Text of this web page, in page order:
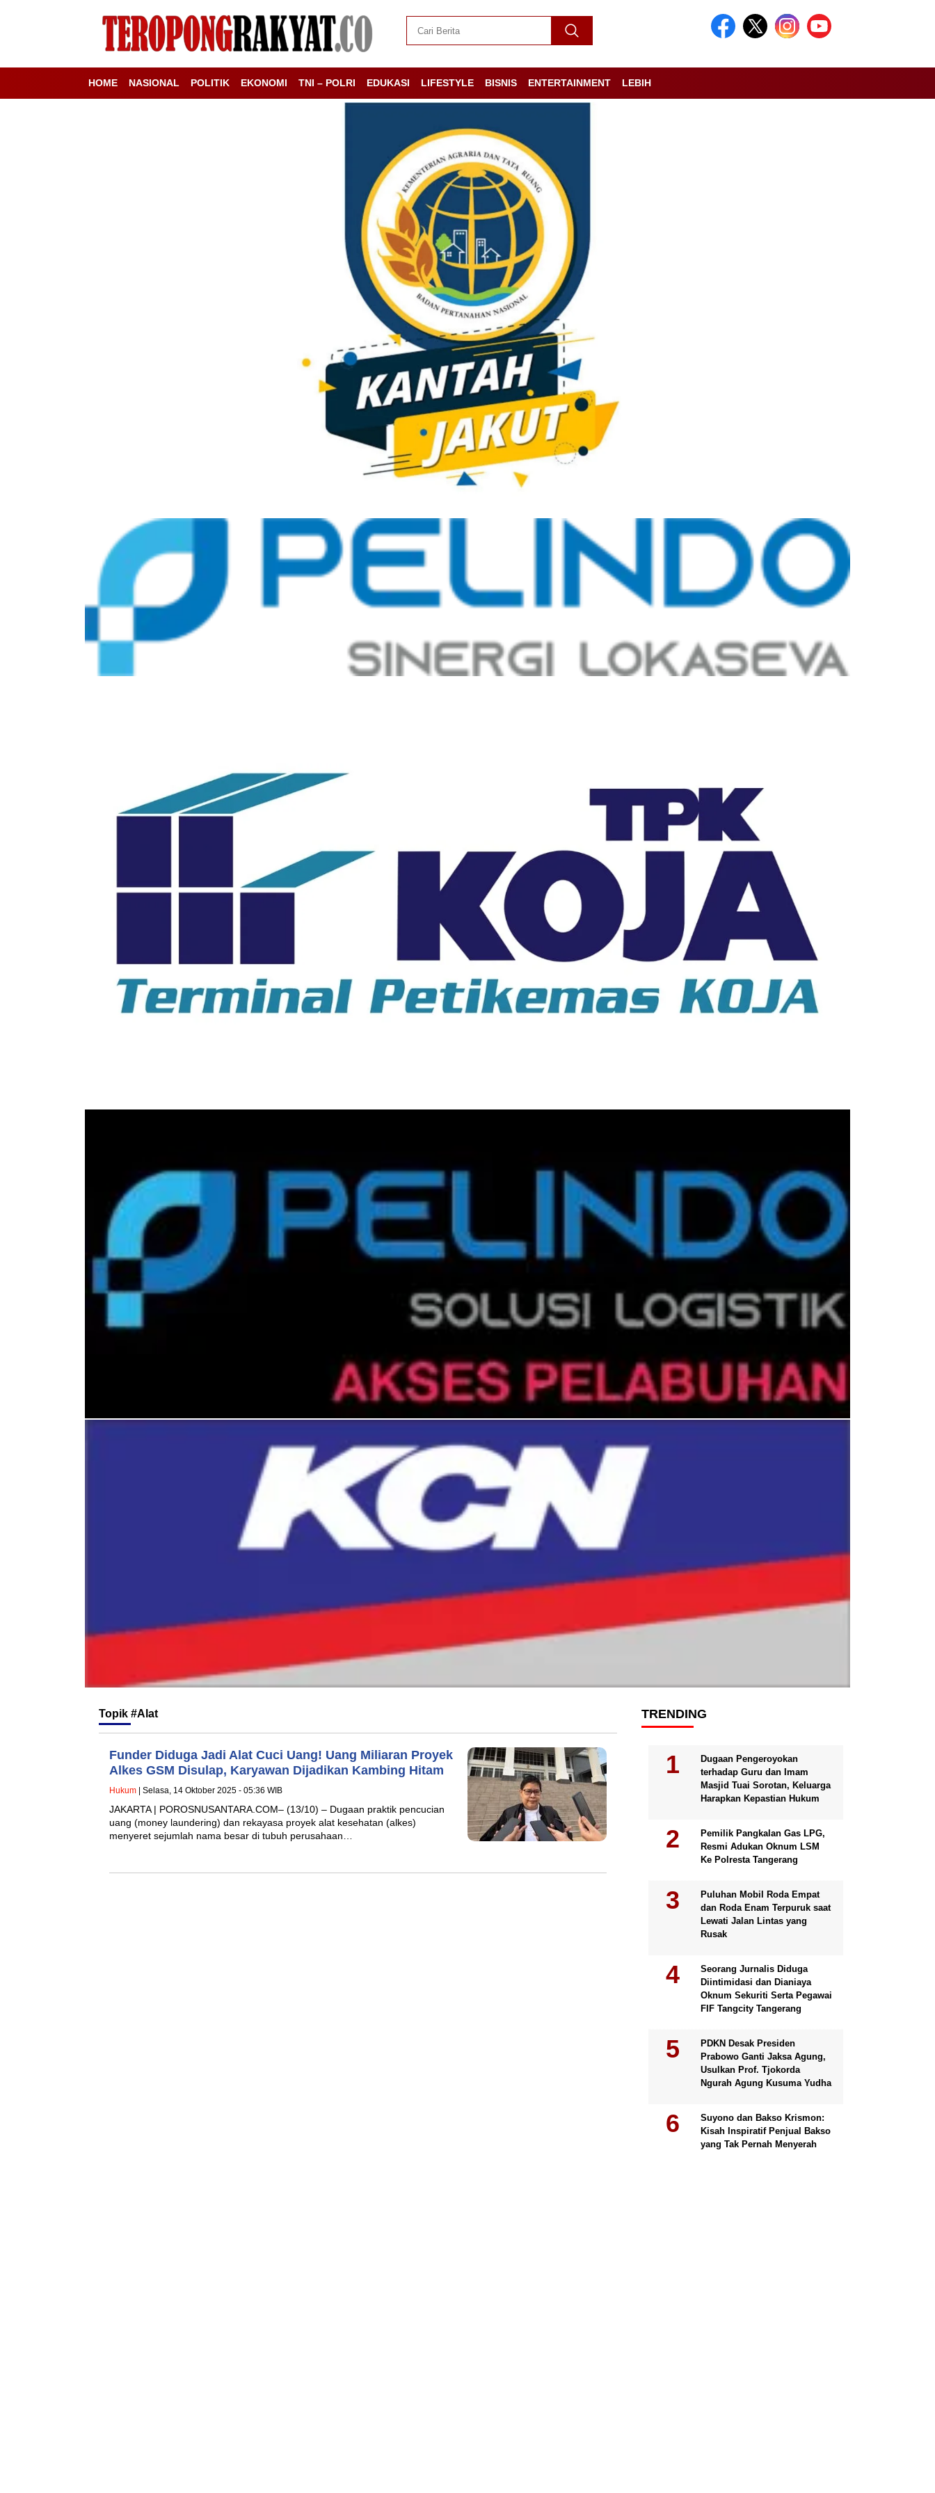
HOME NASIONAL POLITIK EKONOMI TNI – POLRI EDUKASI LIFESTYLE BISNIS ENTERTAINMENT LEBIH
Topik #Alat
Funder Diduga Jadi Alat Cuci Uang! Uang Miliaran Proyek
Alkes GSM Disulap, Karyawan Dijadikan Kambing Hitam
Hukum | Selasa, 14 Oktober 2025 - 05:36 WIB
JAKARTA | POROSNUSANTARA.COM– (13/10) – Dugaan praktik pencucian
uang (money laundering) dan rekayasa proyek alat kesehatan (alkes)
menyeret sejumlah nama besar di tubuh perusahaan…
TRENDING
Dugaan Pengeroyokan
terhadap Guru dan Imam
Masjid Tuai Sorotan, Keluarga
Harapkan Kepastian Hukum
Pemilik Pangkalan Gas LPG,
Resmi Adukan Oknum LSM
Ke Polresta Tangerang
Puluhan Mobil Roda Empat
dan Roda Enam Terpuruk saat
Lewati Jalan Lintas yang
Rusak
Seorang Jurnalis Diduga
Diintimidasi dan Dianiaya
Oknum Sekuriti Serta Pegawai
FIF Tangcity Tangerang
PDKN Desak Presiden
Prabowo Ganti Jaksa Agung,
Usulkan Prof. Tjokorda
Ngurah Agung Kusuma Yudha
Suyono dan Bakso Krismon:
Kisah Inspiratif Penjual Bakso
yang Tak Pernah Menyerah